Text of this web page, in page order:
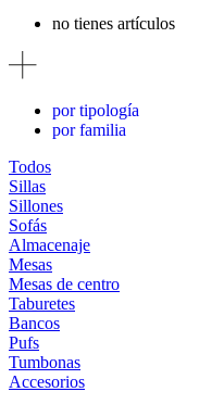
no tienes artículos
por tipología
por familia
Todos
Sillas
Sillones
Sofás
Almacenaje
Mesas
Mesas de centro
Taburetes
Bancos
Pufs
Tumbonas
Accesorios